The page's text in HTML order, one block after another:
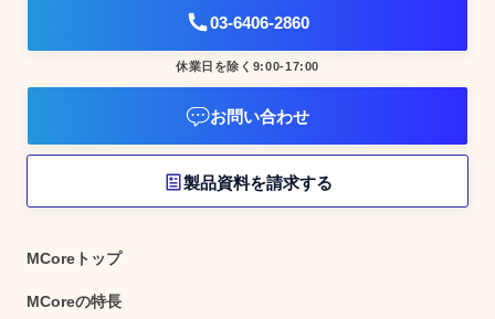
03-6406-2860
休業日を除く9:00-17:00
お問い合わせ
製品資料を請求する
MCoreトップ
MCoreの特長